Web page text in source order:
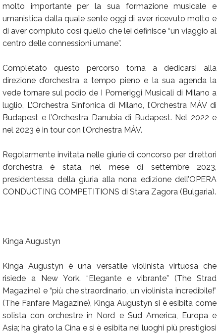
molto importante per la sua formazione musicale e
umanistica dalla quale sente oggi di aver ricevuto molto e
di aver compiuto così quello che lei definisce “un viaggio al
centro delle connessioni umane”.
Completato questo percorso torna a dedicarsi alla
direzione d’orchestra a tempo pieno e la sua agenda la
vede tornare sul podio de I Pomeriggi Musicali di Milano a
luglio, L’Orchestra Sinfonica di Milano, l’Orchestra MÁV di
Budapest e l’Orchestra Danubia di Budapest. Nel 2022 e
nel 2023 è in tour con l’Orchestra MÁV.
Regolarmente invitata nelle giurie di concorso per direttori
d’orchestra è stata, nel mese di settembre 2023,
presidentessa della giuria alla nona edizione dell’OPERA
CONDUCTING COMPETITIONS di Stara Zagora (Bulgaria).
Kinga Augustyn
Kinga Augustyn è una versatile violinista virtuosa che
risiede a New York. “Elegante e vibrante” (The Strad
Magazine) e “più che straordinario, un violinista incredibile!”
(The Fanfare Magazine), Kinga Augustyn si è esibita come
solista con orchestre in Nord e Sud America, Europa e
Asia; ha girato la Cina e si è esibita nei luoghi più prestigiosi